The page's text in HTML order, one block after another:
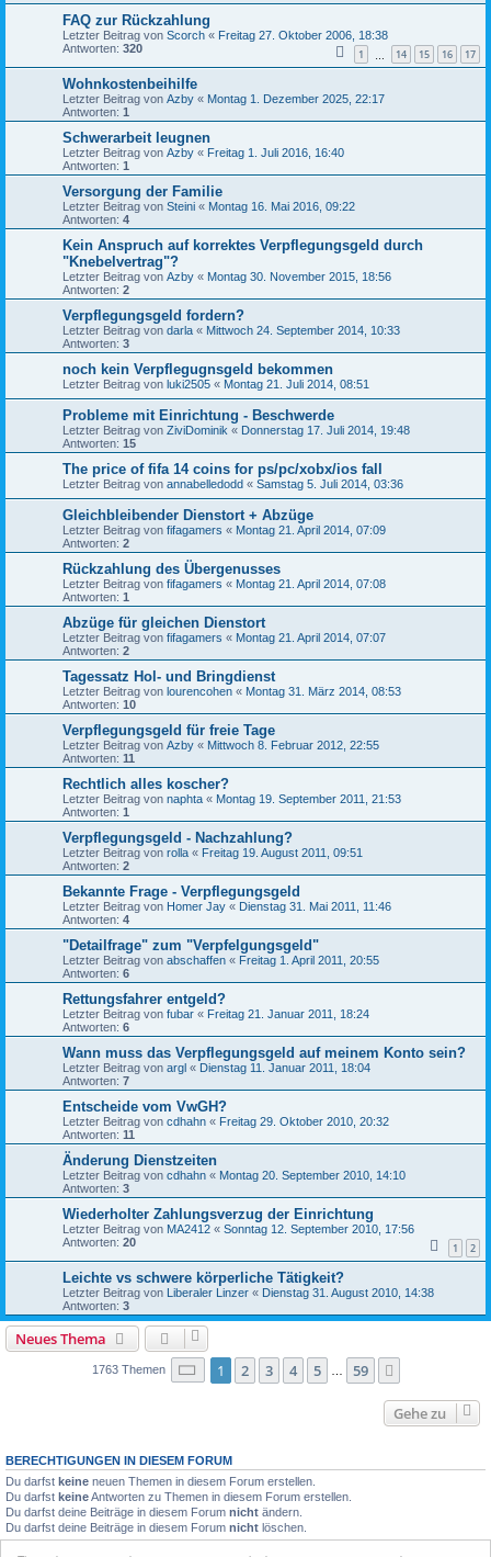
FAQ zur Rückzahlung
Letzter Beitrag von Scorch « Freitag 27. Oktober 2006, 18:38
Antworten: 320 1 14 15 16 17
Wohnkostenbeihilfe
Letzter Beitrag von Azby « Montag 1. Dezember 2025, 22:17
Antworten: 1
Schwerarbeit leugnen
Letzter Beitrag von Azby « Freitag 1. Juli 2016, 16:40
Antworten: 1
Versorgung der Familie
Letzter Beitrag von Steini « Montag 16. Mai 2016, 09:22
Antworten: 4
Kein Anspruch auf korrektes Verpflegungsgeld durch
"Knebelvertrag"?
Letzter Beitrag von Azby « Montag 30. November 2015, 18:56
Antworten: 2
Verpflegungsgeld fordern?
Letzter Beitrag von darla « Mittwoch 24. September 2014, 10:33
Antworten: 3
noch kein Verpflegugnsgeld bekommen
Letzter Beitrag von luki2505 « Montag 21. Juli 2014, 08:51
Probleme mit Einrichtung - Beschwerde
Letzter Beitrag von ZiviDominik « Donnerstag 17. Juli 2014, 19:48
Antworten: 15
The price of fifa 14 coins for ps/pc/xobx/ios fall
Letzter Beitrag von annabelledodd « Samstag 5. Juli 2014, 03:36
Gleichbleibender Dienstort + Abzüge
Letzter Beitrag von fifagamers « Montag 21. April 2014, 07:09
Antworten: 2
Rückzahlung des Übergenusses
Letzter Beitrag von fifagamers « Montag 21. April 2014, 07:08
Antworten: 1
Abzüge für gleichen Dienstort
Letzter Beitrag von fifagamers « Montag 21. April 2014, 07:07
Antworten: 2
Tagessatz Hol- und Bringdienst
Letzter Beitrag von lourencohen « Montag 31. März 2014, 08:53
Antworten: 10
Verpflegungsgeld für freie Tage
Letzter Beitrag von Azby « Mittwoch 8. Februar 2012, 22:55
Antworten: 11
Rechtlich alles koscher?
Letzter Beitrag von naphta « Montag 19. September 2011, 21:53
Antworten: 1
Verpflegungsgeld - Nachzahlung?
Letzter Beitrag von rolla « Freitag 19. August 2011, 09:51
Antworten: 2
Bekannte Frage - Verpflegungsgeld
Letzter Beitrag von Homer Jay « Dienstag 31. Mai 2011, 11:46
Antworten: 4
"Detailfrage" zum "Verpfelgungsgeld"
Letzter Beitrag von abschaffen « Freitag 1. April 2011, 20:55
Antworten: 6
Rettungsfahrer entgeld?
Letzter Beitrag von fubar « Freitag 21. Januar 2011, 18:24
Antworten: 6
Wann muss das Verpflegungsgeld auf meinem Konto sein?
Letzter Beitrag von argl « Dienstag 11. Januar 2011, 18:04
Antworten: 7
Entscheide vom VwGH?
Letzter Beitrag von cdhahn « Freitag 29. Oktober 2010, 20:32
Antworten: 11
Änderung Dienstzeiten
Letzter Beitrag von cdhahn « Montag 20. September 2010, 14:10
Antworten: 3
Wiederholter Zahlungsverzug der Einrichtung
Letzter Beitrag von MA2412 « Sonntag 12. September 2010, 17:56
Antworten: 20 1 2
Leichte vs schwere körperliche Tätigkeit?
Letzter Beitrag von Liberaler Linzer « Dienstag 31. August 2010, 14:38
Antworten: 3
Neues Thema
1763 Themen Seite 1von 59
1 2 3 4 5 59
Gehe zu
BERECHTIGUNGEN IN DIESEM FORUM
Du darfst keine neuen Themen in diesem Forum erstellen.
Du darfst keineAntworten zu Themen in diesem Forum erstellen.
Du darfst deine Beiträge in diesem Forum nicht ändern.
Du darfst deine Beiträge in diesem Forum nicht löschen.